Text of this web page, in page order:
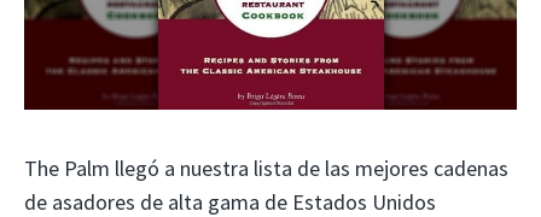
The Palm llegó a nuestra lista de las mejores cadenas
de asadores de alta gama de Estados Unidos